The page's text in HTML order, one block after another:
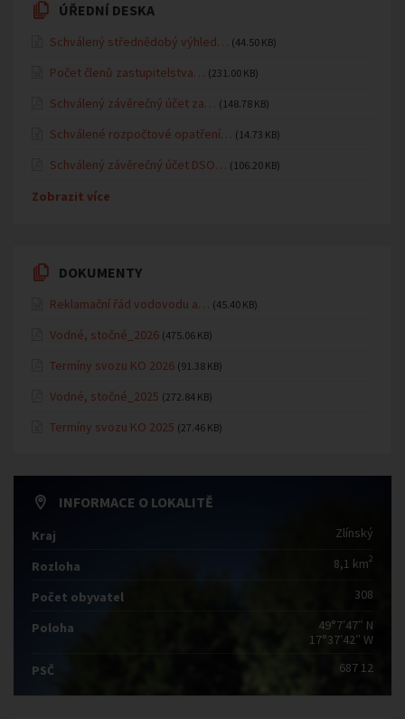
ÚŘEDNÍ DESKA
Schválený střednědobý výhled… (44.50 KB)
Počet členů zastupitelstva… (231.00 KB)
Schválený závěrečný účet za… (148.78 KB)
Schválené rozpočtové opatření… (14.73 KB)
Schválený závěrečný účet DSO… (106.20 KB)
Zobrazit více
DOKUMENTY
Reklamační řád vodovodu a… (45.40 KB)
Vodné, stočné_2026 (475.06 KB)
Termíny svozu KO 2026 (91.38 KB)
Vodné, stočné_2025 (272.84 KB)
Termíny svozu KO 2025 (27.46 KB)
INFORMACE O LOKALITĚ
Kraj Zlínský
Rozloha 8,1 km2
Počet obyvatel 308
Poloha
49°7′47″ N
17°37′42″ W
PSČ
687 12